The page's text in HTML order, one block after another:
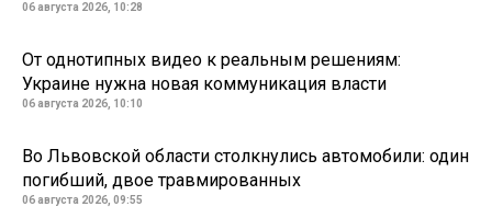
06 августа 2026, 10:28
От однотипных видео к реальным решениям:
Украине нужна новая коммуникация власти
06 августа 2026, 10:10
Во Львовской области столкнулись автомобили: один
погибший, двое травмированных
06 августа 2026, 09:55